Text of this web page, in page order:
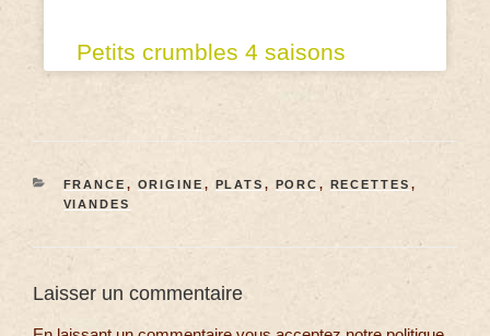
Petits crumbles 4 saisons
FRANCE , ORIGINE , PLATS , PORC , RECETTES ,
VIANDES
Laisser un commentaire